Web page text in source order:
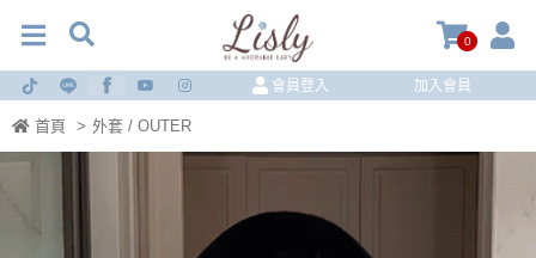
0
會員登入 加入會員
首頁 > 外套 / OUTER